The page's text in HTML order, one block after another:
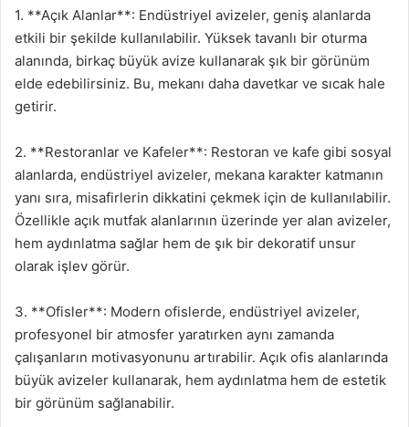
1. **Açık Alanlar**: Endüstriyel avizeler, geniş alanlarda
etkili bir şekilde kullanılabilir. Yüksek tavanlı bir oturma
alanında, birkaç büyük avize kullanarak şık bir görünüm
elde edebilirsiniz. Bu, mekanı daha davetkar ve sıcak hale
getirir.
2. **Restoranlar ve Kafeler**: Restoran ve kafe gibi sosyal
alanlarda, endüstriyel avizeler, mekana karakter katmanın
yanı sıra, misafirlerin dikkatini çekmek için de kullanılabilir.
Özellikle açık mutfak alanlarının üzerinde yer alan avizeler,
hem aydınlatma sağlar hem de şık bir dekoratif unsur
olarak işlev görür.
3. **Ofisler**: Modern ofislerde, endüstriyel avizeler,
profesyonel bir atmosfer yaratırken aynı zamanda
çalışanların motivasyonunu artırabilir. Açık ofis alanlarında
büyük avizeler kullanarak, hem aydınlatma hem de estetik
bir görünüm sağlanabilir.